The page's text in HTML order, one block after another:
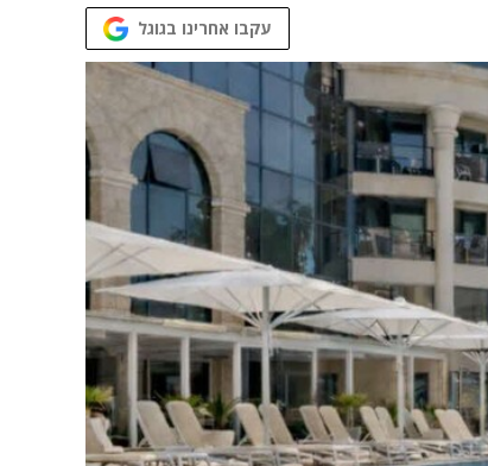
עקבו אחרינו בגוגל